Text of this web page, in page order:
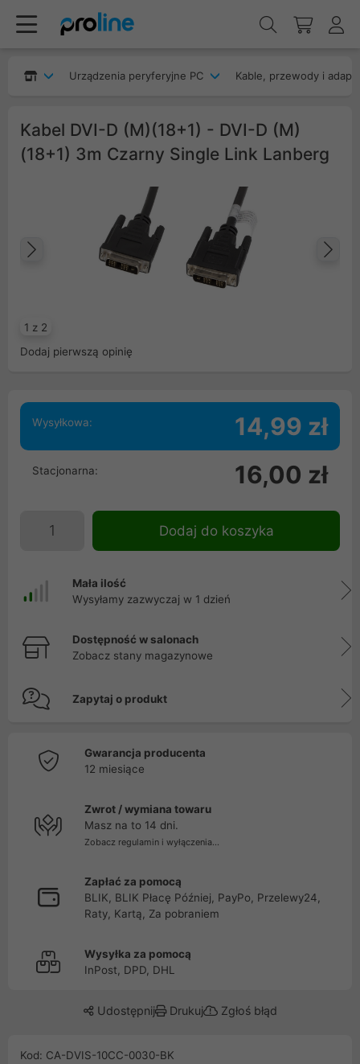
Urządzenia peryferyjne PC Kable, przewody i
Kabel DVI-D (M)(18+1) - DVI-D (M)
(18+1) 3m Czarny Single Link Lanberg
1 z 2
Poprzedni
Dodaj pierwszą opinię
Wysyłkowa: 14,99 zł
Stacjonarna: 16,00 zł
Dodaj do koszyka
Mała ilość
Wysyłamy zazwyczaj w 1 dzień
Dostępność w salonach
Zobacz stany magazynowe
Zapytaj o produkt
Gwarancja producenta
12 miesiące
Zwrot / wymiana towaru
Masz na to 14 dni.
Zobacz regulamin i wyłączenia...
Zapłać za pomocą
BLIK, BLIK Płacę Później, PayPo, Przelewy24,
Raty, Kartą, Za pobraniem
Wysyłka za pomocą
InPost, DPD, DHL
Udostępnij Drukuj Zgłoś błąd
Kod: CA-DVIS-10CC-0030-BK